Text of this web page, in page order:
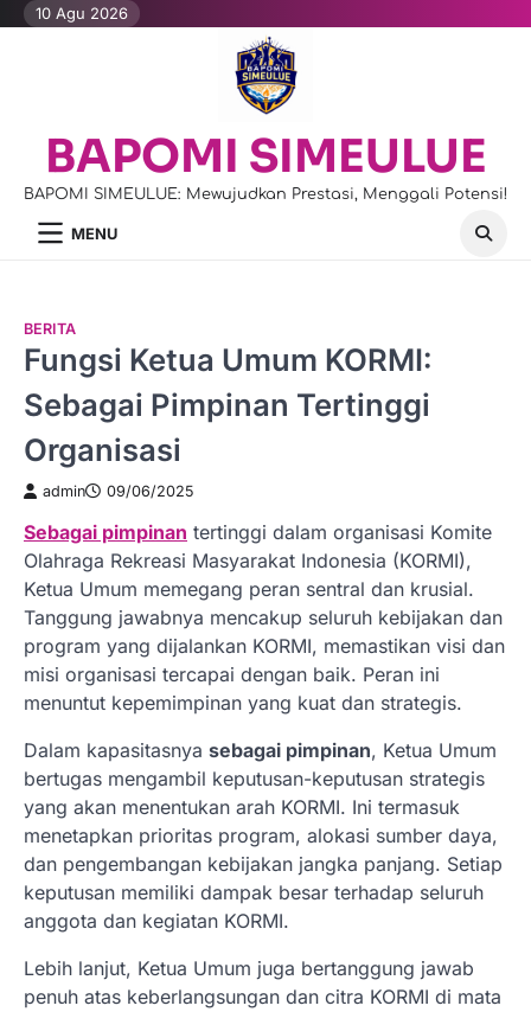
Skip10 Agu 2026
BAPOMI SIMEULUE
BAPOMI SIMEULUE: Mewujudkan Prestasi, Menggali Potensi!
MENU
BERITA
Fungsi Ketua Umum KORMI:
Sebagai Pimpinan Tertinggi
Organisasi
admin 09/06/2025
Sebagai pimpinan tertinggi dalam organisasi Komite
Olahraga Rekreasi Masyarakat Indonesia (KORMI),
Ketua Umum memegang peran sentral dan krusial.
Tanggung jawabnya mencakup seluruh kebijakan dan
program yang dijalankan KORMI, memastikan visi dan
misi organisasi tercapai dengan baik. Peran ini
menuntut kepemimpinan yang kuat dan strategis.
Dalam kapasitasnya sebagai pimpinan, Ketua Umum
bertugas mengambil keputusan-keputusan strategis
yang akan menentukan arah KORMI. Ini termasuk
menetapkan prioritas program, alokasi sumber daya,
dan pengembangan kebijakan jangka panjang. Setiap
keputusan memiliki dampak besar terhadap seluruh
anggota dan kegiatan KORMI.
Lebih lanjut, Ketua Umum juga bertanggung jawab
penuh atas keberlangsungan dan citra KORMI di mata